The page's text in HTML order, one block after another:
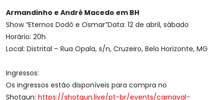
Armandinho e André Macedo em BH
Show “Eternos Dodô e Osmar”Data: 12 de abril, sábado
Horário: 20h
Local: Distrital – Rua Opala, s/n, Cruzeiro, Belo Horizonte, MG
Ingressos:
Os ingressos estão disponíveis para compra no
Shotgun: https://shotgun.live/pt-br/events/carnaval-